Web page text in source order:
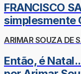
FRANCISCO
simplesmente
ARIMAR SOUZA DE
Então, é